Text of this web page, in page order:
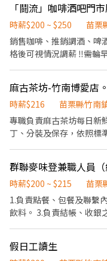
「鬪流」咖啡酒吧門
時薪$200 ~ $250
苗栗
銷售咖啡、推銷調酒、啤
格後可視情況調薪 ‼️需輪早
南頭份唯一位於四星酒店
成為我們的一份子。
時薪$216
苗栗縣竹南
專職負責麻古茶坊每日新
丁、分裝及保存，依照標
可，公司提供完整教育訓
的夥伴加入我們！
群聯麥味登兼職人員（
時薪$200 ~ $215
苗栗
1.負責點餐、包餐及聯繫
飲料。 3.負責結帳、收銀
假日工讀生